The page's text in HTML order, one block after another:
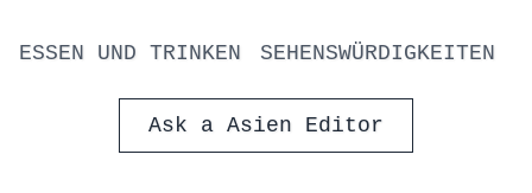
ESSEN UND TRINKEN SEHENSWÜRDIGKEITEN
Ask a Asien Editor